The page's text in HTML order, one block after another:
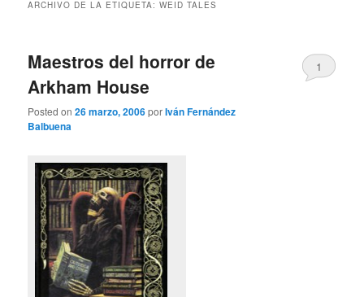
ARCHIVO DE LA ETIQUETA:WEID TALES
Maestros del horror de
Arkham House
Posted on26 marzo, 2006porIván Fernández
Balbuena
1